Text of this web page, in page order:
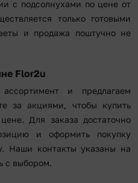
с подсолнухами по цене от
только готовыми
и продажа поштучно не
Flor2u
и предлагаем
за акциями, чтобы купить
Для заказа достаточно
и оформить покупку
Наши контакты указаны на
с выбором.